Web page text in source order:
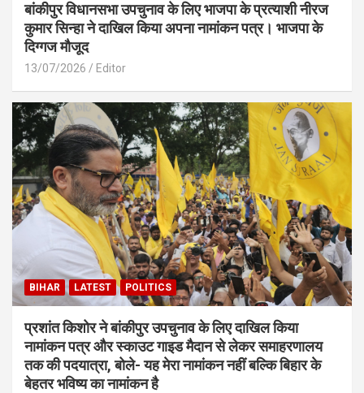
बांकीपुर विधानसभा उपचुनाव के लिए भाजपा के प्रत्याशी नीरज
कुमार सिन्हा ने दाखिल किया अपना नामांकन पत्र। भाजपा के
दिग्गज मौजूद
13/07/2026 Editor
BIHAR LATEST POLITICS
प्रशांत किशोर ने बांकीपुर उपचुनाव के लिए दाखिल किया
नामांकन पत्र और स्काउट गाइड मैदान से लेकर समाहरणालय
तक की पदयात्रा, बोले- यह मेरा नामांकन नहीं बल्कि बिहार के
बेहतर भविष्य का नामांकन है